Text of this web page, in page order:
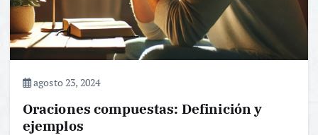
agosto 23, 2024
Oraciones compuestas: Definición y
ejemplos